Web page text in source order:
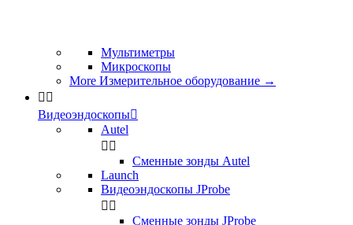
Мультиметры
Микроскопы
More Измерительное оборудование →
 
Видеоэндоскопы
Autel
 
Сменные зонды Autel
Launch
Видеоэндоскопы JProbe
 
Сменные зонды JProbe